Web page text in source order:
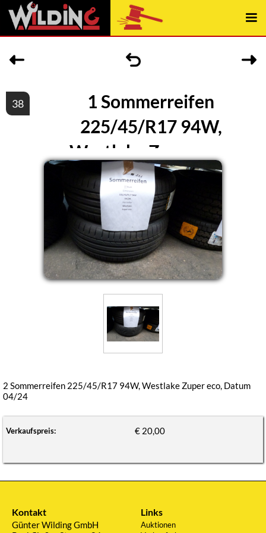
38
1 Sommerreifen
225/45/R17 94W,
Westlake Zuper eco,
Datum 04/24
2 Sommerreifen 225/45/R17 94W, Westlake Zuper eco, Datum
04/24
Verkaufspreis: € 20,00
Kontakt
Günter Wilding GmbH
Links
Auktionen